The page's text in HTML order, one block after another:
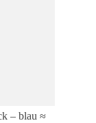
– blau ≈